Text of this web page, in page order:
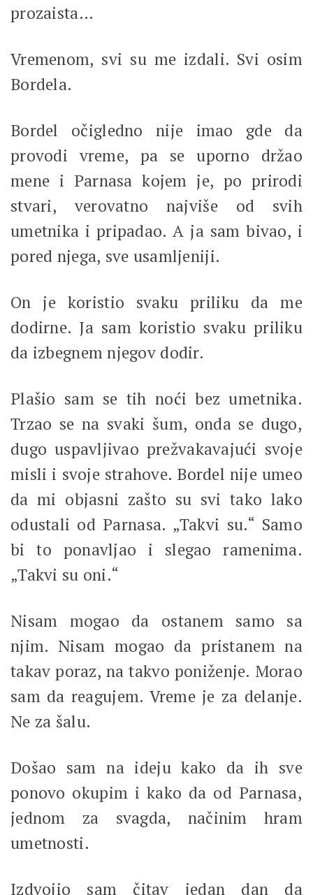
prozaista…
Vremenom, svi su me izdali. Svi osim
Bordela.
Bordel očigledno nije imao gde da
provodi vreme, pa se uporno držao
mene i Parnasa kojem je, po prirodi
stvari, verovatno najviše od svih
umetnika i pripadao. A ja sam bivao, i
pored njega, sve usamljeniji.
On je koristio svaku priliku da me
dodirne. Ja sam koristio svaku priliku
da izbegnem njegov dodir.
Plašio sam se tih noći bez umetnika.
Trzao se na svaki šum, onda se dugo,
dugo uspavljivao prežvakavajući svoje
misli i svoje strahove. Bordel nije umeo
da mi objasni zašto su svi tako lako
odustali od Parnasa. „Takvi su.“ Samo
bi to ponavljao i slegao ramenima.
„Takvi su oni.“
Nisam mogao da ostanem samo sa
njim. Nisam mogao da pristanem na
takav poraz, na takvo poniženje. Morao
sam da reagujem. Vreme je za delanje.
Ne za šalu.
Došao sam na ideju kako da ih sve
ponovo okupim i kako da od Parnasa,
jednom za svagda, načinim hram
umetnosti.
Izdvojio sam čitav jedan dan da